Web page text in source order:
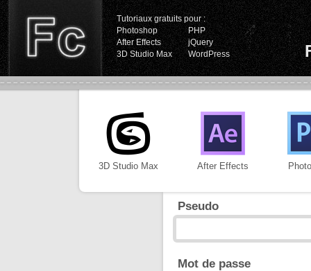
Tutoriaux gratuits pour :
Photoshop
PHP
After Effects
jQuery
3D Studio Max
WordPress
3D Studio Max After Effects
Pseudo
Mot de passe